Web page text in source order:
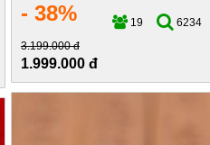
- 38% 19
6234
3.199.000 đ
1.999.000 đ